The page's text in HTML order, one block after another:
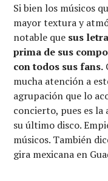
Si bien los músicos
mayor textura y
notable que sus
prima de sus
con todos sus fans.
mucha atención a
agrupación que lo
concierto, pues es la
su último disco.
músicos. También
gira mexicana en